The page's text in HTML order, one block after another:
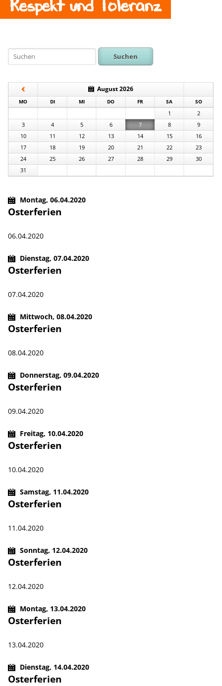
Suchen
August 2026
MONTAG DIENSTAG MITTWOCH DONNERSTAG
FREITAG SA SONNTAG
1
2
3
4 5 6 7 8
9
10
11 12 13 14 15
16
17
18 19 20 21 22
23
24
25 26 27 28 29
30
31
Montag,06.04.2020
Osterferien
06.04.2020
Dienstag,07.04.2020
Osterferien
07.04.2020
Mittwoch,08.04.2020
Osterferien
08.04.2020
Donnerstag,09.04.2020
Osterferien
09.04.2020
Freitag, 10.04.2020
Osterferien
10.04.2020
Samstag, 11.04.2020
Osterferien
11.04.2020
Sonntag, 12.04.2020
Osterferien
12.04.2020
Montag, 13.04.2020
Osterferien
13.04.2020
Dienstag, 14.04.2020
Osterferien